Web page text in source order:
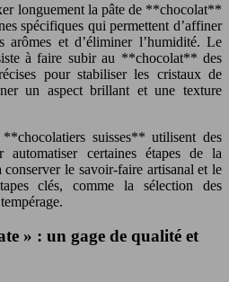
longuement la pâte de **chocolat**
spécifiques qui permettent d’affiner
arômes et d’éliminer l’humidité. Le
à faire subir au **chocolat** des
pour stabiliser les cristaux de
un aspect brillant et une texture
suisses** utilisent des
automatiser certaines étapes de la
le savoir-faire artisanal et le
clés, comme la sélection des
» : un gage de qualité et